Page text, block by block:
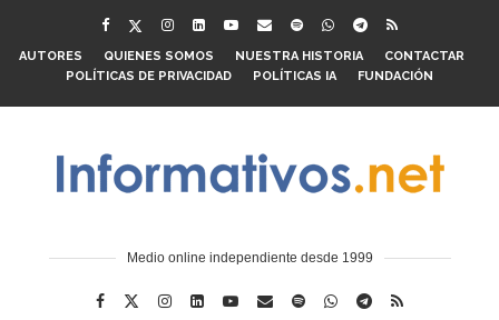
AUTORES QUIENES SOMOS NUESTRA HISTORIA
CONTACTAR
POLÍTICAS DE PRIVACIDAD
POLÍTICAS IA FUNDACIÓN
Medio online independiente desde 1999